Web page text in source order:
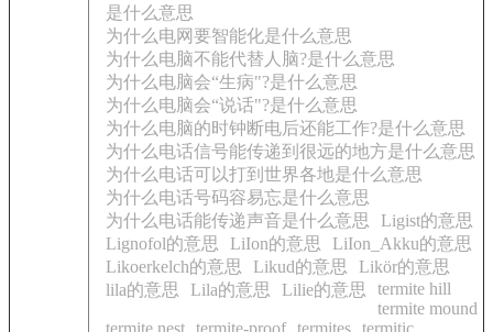
是什么意思
为什么电网要智能化是什么意思
为什么电脑不能代替人脑?是什么意思
为什么电脑会“生病"?是什么意思
为什么电脑会“说话"?是什么意思
为什么电脑的时钟断电后还能工作?是什么意思
为什么电话信号能传递到很远的地方是什么意思
为什么电话可以打到世界各地是什么意思
为什么电话号码容易忘是什么意思
为什么电话能传递声音是什么意思
Ligist的意思
Lignofol的意思
LiIon的意思
LiIon_Akku的意思
Likoerkelch的意思
Likud的意思
Likör的意思
lila的意思
Lila的意思 Lilie的意思
termite hill
termite mound
termite nest termite-proof termites termitic